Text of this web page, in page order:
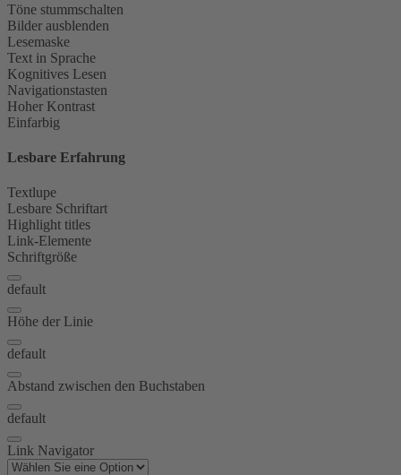
Töne stummschalten
Bilder ausblenden
Lesemaske
Text in Sprache
Kognitives Lesen
Navigationstasten
Hoher Kontrast
Einfarbig
Lesbare Erfahrung
Textlupe
Lesbare Schriftart
Highlight titles
Link-Elemente
Schriftgröße
default
Höhe der Linie
default
Abstand zwischen den Buchstaben
default
Link Navigator